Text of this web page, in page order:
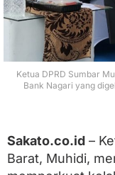
r
o
n
g
S
i
n
i
P
e
Ketua DPRD Sumbar
Bank Nagari yang
Sakato.co.id –
Barat, Muhidi,